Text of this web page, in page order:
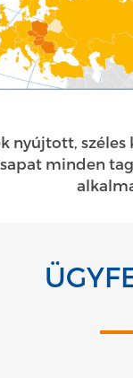
minden